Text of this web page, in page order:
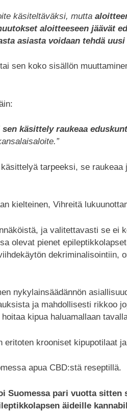
käsiteltäväksi, mutta
aloitteeseen jäävät
asiasta voidaan tehdä
sen koko sisällön
sen käsittely raukeaa
tarpeeksi, se raukeaa
kielteinen, Vihreitä
ja valitettavasti se ei
olevat pienet
dekriminalisointiin,
nykylainsäädännön
ja mahdollisesti rikkoo
kipua haluamallaan
krooniset kipupotilaat
apua CBD:stä reseptillä.
Suomessa pari vuotta sitten
äideille